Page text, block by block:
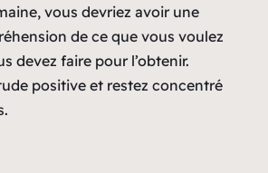
vous devriez avoir une
de ce que vous voulez
devez faire pour l’obtenir.
positive et restez concentré